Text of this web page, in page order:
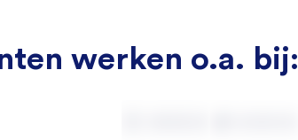
werken o.a. bij: